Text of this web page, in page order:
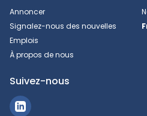
Annoncer
Signalez-nous des nouvelles
Emplois
À propos de nous
Suivez-nous